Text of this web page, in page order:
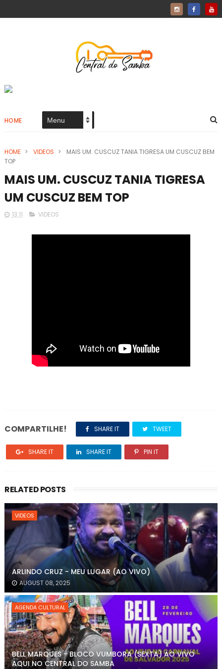
HOME
HOME > VIDEOS >
MAIS UM. CUSCUZ TANIA TIGRESA UM CUSCUZ BEM
TOP
MAIS UM. CUSCUZ TANIA TIGRESA
UM CUSCUZ BEM TOP
13:11 VIDEOS
COMPARTILHE! SHARE IT TWEET
SHARE IT SHARE IT PIN IT
RELATED POSTS
VIDEOS
ARLINDO CRUZ - MEU LUGAR (AO VIVO)
AUGUST 08, 2025
AGENDA CULTURAL
BELL MARQUES - BLOCO VUMBORA (SEXTA) AO VIVO
AQUI NO CENTRAL DO SAMBA